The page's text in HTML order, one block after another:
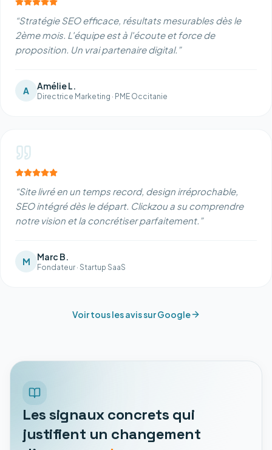
“Stratégie SEO efficace, résultats mesurables dès le
2ème mois. L'équipe est à l'écoute et force de
proposition. Un vrai partenaire digital. ”
A Amélie L.
Directrice Marketing · PME Occitanie
“Site livré en un temps record, design irréprochable,
SEO intégré dès le départ. Clickzou a su comprendre
notre vision et la concrétiser parfaitement. ”
M Marc B.
Fondateur · Startup SaaS
Voir tous les avis sur Google
Les signaux concrets qui
justifient un changement